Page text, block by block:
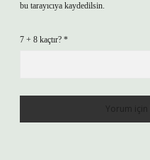
bu tarayıcıya kaydedilsin.
7 + 8 kaçtır? *